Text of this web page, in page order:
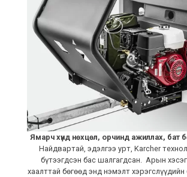
Ямарч хүнд нөхцөл, орчинд ажиллах, бат
Найдвартай, эдэлгээ урт, Karcher
бүтээгдсэн бас шалгагдсан. Арын
хаалттай бөгөөд энд нэмэлт